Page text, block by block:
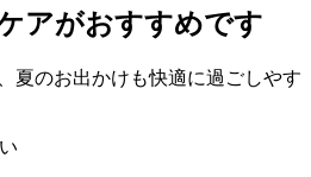
アがおすすめです
夏のお出かけも快適に過ごしやす